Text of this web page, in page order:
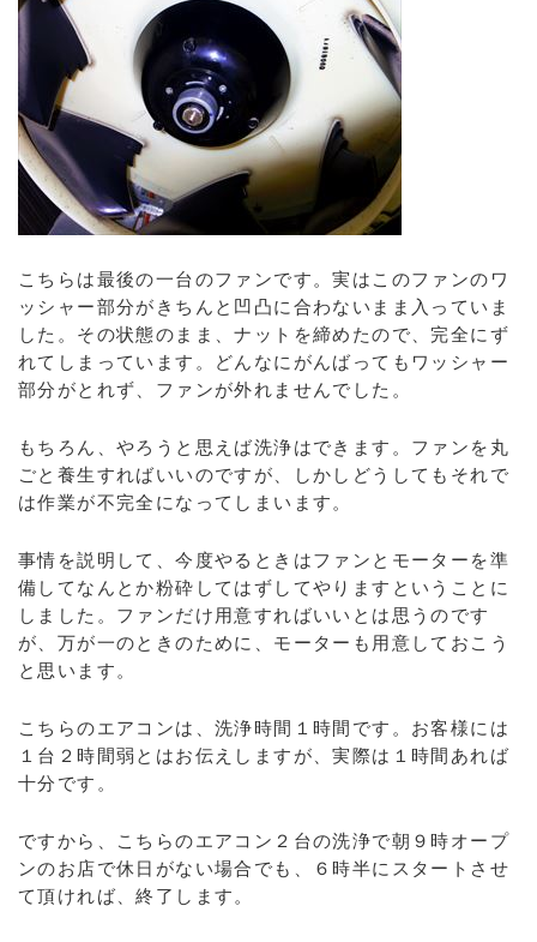
こちらは最後の一台のファンです。実はこのファンのワ
ッシャー部分がきちんと凹凸に合わないまま入っていま
した。その状態のまま、ナットを締めたので、完全にず
れてしまっています。どんなにがんばってもワッシャー
部分がとれず、ファンが外れませんでした。
もちろん、やろうと思えば洗浄はできます。ファンを丸
ごと養生すればいいのですが、しかしどうしてもそれで
は作業が不完全になってしまいます。
事情を説明して、今度やるときはファンとモーターを準
備してなんとか粉砕してはずしてやりますということに
しました。ファンだけ用意すればいいとは思うのです
が、万が一のときのために、モーターも用意しておこう
と思います。
こちらのエアコンは、洗浄時間１時間です。お客様には
１台２時間弱とはお伝えしますが、実際は１時間あれば
十分です。
ですから、こちらのエアコン２台の洗浄で朝９時オープ
ンのお店で休日がない場合でも、６時半にスタートさせ
て頂ければ、終了します。